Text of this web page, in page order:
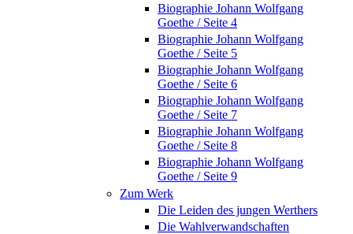
Biographie Johann Wolfgang
Goethe / Seite 4
Biographie Johann Wolfgang
Goethe / Seite 5
Biographie Johann Wolfgang
Goethe / Seite 6
Biographie Johann Wolfgang
Goethe / Seite 7
Biographie Johann Wolfgang
Goethe / Seite 8
Biographie Johann Wolfgang
Goethe / Seite 9
Zum Werk
Die Leiden des jungen Werthers
Die Wahlverwandschaften